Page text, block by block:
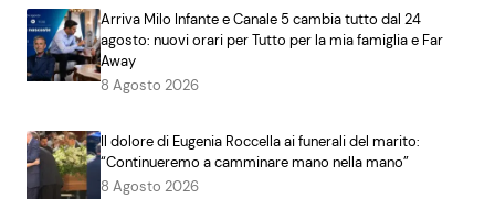
Arriva Milo Infante e Canale 5 cambia tutto dal 24
agosto: nuovi orari per Tutto per la mia famiglia e Far
Away
8 Agosto 2026
Il dolore di Eugenia Roccella ai funerali del marito:
“Continueremo a camminare mano nella mano”
8 Agosto 2026